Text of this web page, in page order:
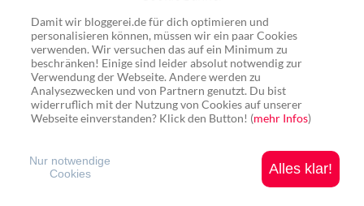
Alle Shops
Ping: http://rpc.bloggerei.de/ping/ (*nur für angemeldete Blogs)
Blogverzeichnis Bloggerei.de © 2006 - 2026
Damit wir bloggerei.de für dich optimieren und
personalisieren können, müssen wir ein paar Cookies
verwenden. Wir versuchen das auf ein Minimum zu
beschränken! Einige sind leider absolut notwendig zur
Verwendung der Webseite. Andere werden zu
Analysezwecken und von Partnern genutzt. Du bist
widerruflich mit der Nutzung von Cookies auf unserer
Webseite einverstanden? Klick den Button! (mehr Infos)
Alles klar!
Nur notwendige
Cookies